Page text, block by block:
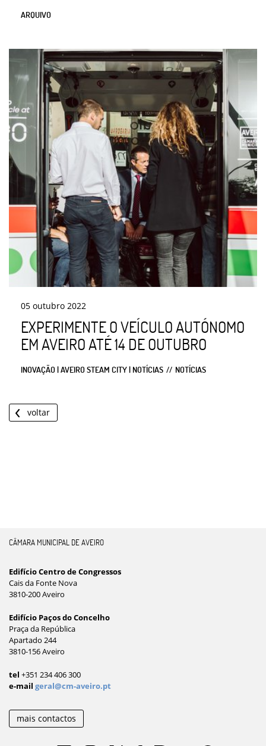
ARQUIVO
05 outubro 2022
EXPERIMENTE O VEÍCULO AUTÓNOMO
EM AVEIRO ATÉ 14 DE OUTUBRO
INOVAÇÃO | AVEIRO STEAM CITY | NOTÍCIAS NOTÍCIAS
voltar
CÂMARA MUNICIPAL DE AVEIRO
Edifício Centro de Congressos
Cais da Fonte Nova
3810-200 Aveiro
Edifício Paços do Concelho
Praça da República
Apartado 244
3810-156 Aveiro
tel +351 234 406 300
e-mail geral@cm-aveiro.pt
mais contactos